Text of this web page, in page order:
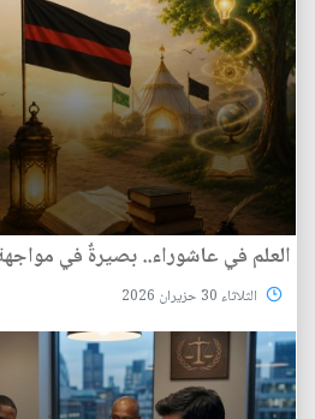
العلم في عاشوراء.. بصيرةٌ في
الثلاثاء 30 حزيران 2026